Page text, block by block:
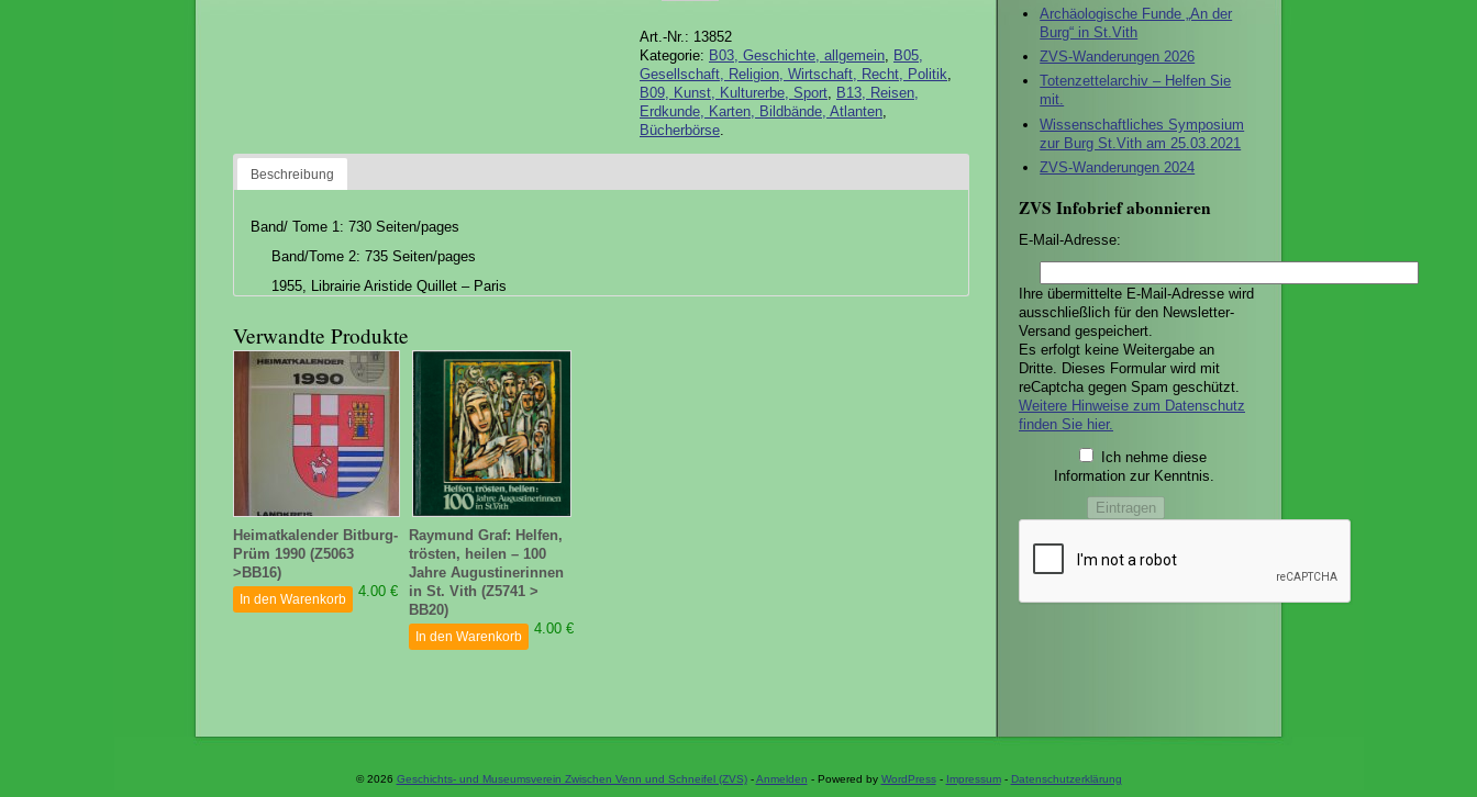
Art.-Nr.: 13852
Kategorie: B03, Geschichte, allgemein B05,
Gesellschaft, Religion, Wirtschaft, Recht, Politik
B09, Kunst, Kulturerbe, Sport B13, Reisen,
Erdkunde, Karten, Bildbände, Atlanten
Bücherbörse
Beschreibung
Band/ Tome 1: 730 Seiten/pages
Band/Tome 2: 735 Seiten/pages
1955, Librairie Aristide Quillet – Paris
Verwandte Produkte
Heimatkalender Bitburg-
Prüm 1990 (Z5063
>BB16)
4.00 €
In den Warenkorb
Raymund Graf: Helfen,
trösten, heilen – 100
Jahre Augustinerinnen
in St. Vith (Z5741 >
BB20)
4.00 €
In den Warenkorb
Archäologische Funde „An der
Burg“ in St.Vith
ZVS-Wanderungen 2026
Totenzettelarchiv – Helfen Sie
mit.
Wissenschaftliches Symposium
zur Burg St.Vith am 25.03.2021
ZVS-Wanderungen 2024
ZVS Infobrief abonnieren
E-Mail-Adresse:
Ihre übermittelte E-Mail-Adresse wird
ausschließlich für den Newsletter-
Versand gespeichert.
Es erfolgt keine Weitergabe an
Dritte. Dieses Formular wird mit
reCaptcha gegen Spam geschützt.
Weitere Hinweise zum Datenschutz
finden Sie hier.
Ich nehme diese
Information zur Kenntnis.
© 2026 Geschichts- und Museumsverein Zwischen Venn und Schneifel (ZVS) -Anmelden - Powered by WordPress- Impressum- Datenschutzerklärung